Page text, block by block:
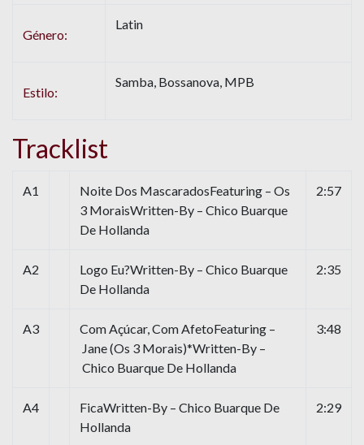
Género:
Latin
Estilo:
Samba, Bossanova, MPB
Tracklist
A1
Noite Dos MascaradosFeaturing – Os
3 MoraisWritten-By – Chico Buarque
De Hollanda
2:57
A2
Logo Eu?Written-By – Chico Buarque
De Hollanda
2:35
A3
Com Açúcar, Com AfetoFeaturing –
Jane (Os 3 Morais)*Written-By –
Chico Buarque De Hollanda
3:48
A4
FicaWritten-By – Chico Buarque De
Hollanda
2:29